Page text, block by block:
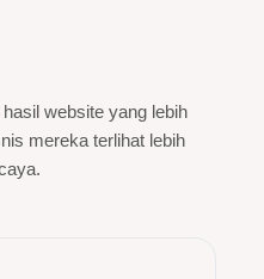
website yang lebih
mereka terlihat lebih